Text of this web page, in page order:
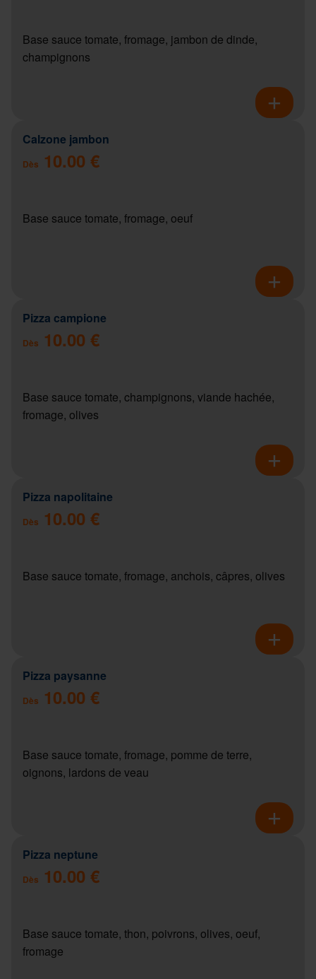
Base sauce tomate, fromage, jambon de dinde,
champignons
Calzone jambon
Dès 10.00 €
Base sauce tomate, fromage, oeuf
Pizza campione
Dès 10.00 €
Base sauce tomate, champignons, viande hachée,
fromage, olives
Pizza napolitaine
Dès 10.00 €
Base sauce tomate, fromage, anchois, câpres, olives
Pizza paysanne
Dès 10.00 €
Base sauce tomate, fromage, pomme de terre,
oignons, lardons de veau
Pizza neptune
Dès 10.00 €
Base sauce tomate, thon, poivrons, olives, oeuf,
fromage